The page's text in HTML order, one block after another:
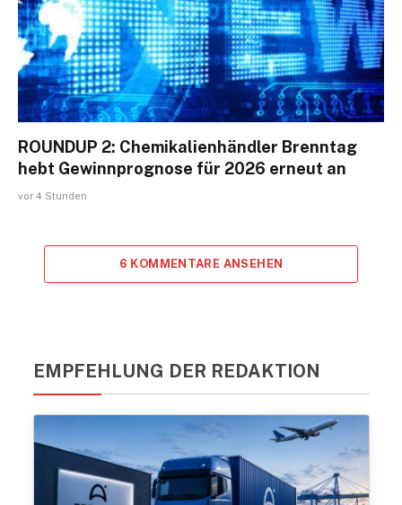
ROUNDUP 2: Chemikalienhändler Brenntag
hebt Gewinnprognose für 2026 erneut an
vor 4 Stunden
6 KOMMENTARE ANSEHEN
EMPFEHLUNG DER REDAKTION